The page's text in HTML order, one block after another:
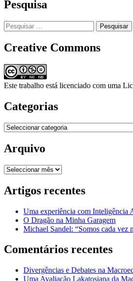
Pesquisa
Pesquisar
por:
Creative Commons
Este trabalho está licenciado com uma
Categorias
Categorias
Arquivo
Arquivo
Artigos recentes
Uma experiência com Inteligência
O Dragão na Minha Garagem
Michael Sandel: “Somos cada vez
Comentários recentes
Divergências e Debates na
Uma Avaliação Lakatosiana da